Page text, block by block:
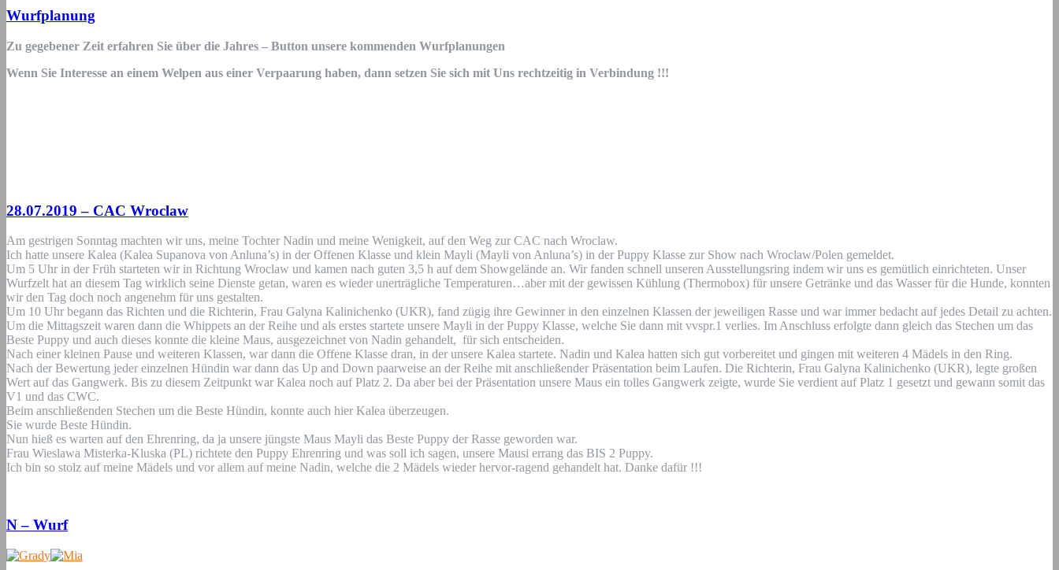
Wurfplanung
Zu gegebener Zeit erfahren Sie über die Jahres – Button unsere kommenden Wurfplanungen
Wenn Sie Interesse an einem Welpen aus einer Verpaarung haben, dann setzen Sie sich mit Uns rechtzeitig in Verbindung !!!
28.07.2019 – CAC Wroclaw
Am gestrigen Sonntag machten wir uns, meine Tochter Nadin und meine Wenigkeit, auf den Weg zur CAC nach Wroclaw.
Ich hatte unsere Kalea (Kalea Supanova von Anluna’s) in der Offenen Klasse und klein Mayli (Mayli von Anluna’s) in der Puppy Klasse zur Show nach Wroclaw/Polen gemeldet.
Um 5 Uhr in der Früh starteten wir in Richtung Wroclaw und kamen nach guten 3,5 h auf dem Showgelände an. Wir fanden schnell unseren Ausstellungsring indem wir uns es gemütlich einrichteten. Unser
Wurfzelt hat an diesem Tag wirklich seine Dienste getan, waren es wieder unerträgliche Temperaturen…aber mit der gewissen Kühlung (Thermobox) für unsere Getränke und das Wasser für die Hunde, konnten
wir den Tag doch noch angenehm für uns gestalten.
Um 10 Uhr begann das Richten und die Richterin, Frau Galyna Kalinichenko (UKR), fand zügig ihre Gewinner in den einzelnen Klassen der jeweiligen Rasse und war immer bedacht auf jedes Detail zu achten.
Um die Mittagszeit waren dann die Whippets an der Reihe und als erstes startete unsere Mayli in der Puppy Klasse, welche Sie dann mit vvspr.1 verlies. Im Anschluss erfolgte dann gleich das Stechen um das
Beste Puppy und auch dieses konnte die kleine Maus, ausgezeichnet von Nadin gehandelt, für sich entscheiden.
Nach einer kleinen Pause und weiteren Klassen, war dann die Offene Klasse dran, in der unsere Kalea startete. Nadin und Kalea hatten sich gut vorbereitet und gingen mit weiteren 4 Mädels in den Ring.
Nach der Bewertung jeder einzelnen Hündin war dann das Up and Down paarweise an der Reihe mit anschließender Präsentation beim Laufen. Die Richterin, Frau Galyna Kalinichenko (UKR), legte großen
Wert auf das Gangwerk. Bis zu diesem Zeitpunkt war Kalea noch auf Platz 2. Da aber bei der Präsentation unsere Maus ein tolles Gangwerk zeigte, wurde Sie verdient auf Platz 1 gesetzt und gewann somit das
V1 und das CWC.
Beim anschließenden Stechen um die Beste Hündin, konnte auch hier Kalea überzeugen.
Sie wurde Beste Hündin.
Nun hieß es warten auf den Ehrenring, da ja unsere jüngste Maus Mayli das Beste Puppy der Rasse geworden war.
Frau Wieslawa Misterka-Kluska (PL) richtete den Puppy Ehrenring und was soll ich sagen, unsere Mausi errang das BIS 2 Puppy.
Ich bin so stolz auf meine Mädels und vor allem auf meine Nadin, welche die 2 Mädels wieder hervor-ragend gehandelt hat. Danke dafür !!!
N – Wurf